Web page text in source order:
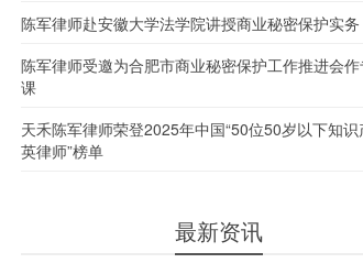
陈军律师赴安徽大学法学院讲授商业秘密保护实务
陈军律师受邀为合肥市商业秘密保护工作推进会
课
天禾陈军律师荣登2025年中国“50位50岁以下知
英律师”榜单
最新资讯